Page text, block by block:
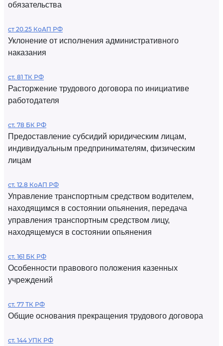
обязательства
ст 20.25 КоАП РФ
Уклонение от исполнения административного
наказания
ст. 81 ТК РФ
Расторжение трудового договора по инициативе
работодателя
ст. 78 БК РФ
Предоставление субсидий юридическим лицам,
индивидуальным предпринимателям, физическим
лицам
ст. 12.8 КоАП РФ
Управление транспортным средством водителем,
находящимся в состоянии опьянения, передача
управления транспортным средством лицу,
находящемуся в состоянии опьянения
ст. 161 БК РФ
Особенности правового положения казенных
учреждений
ст. 77 ТК РФ
Общие основания прекращения трудового договора
ст. 144 УПК РФ